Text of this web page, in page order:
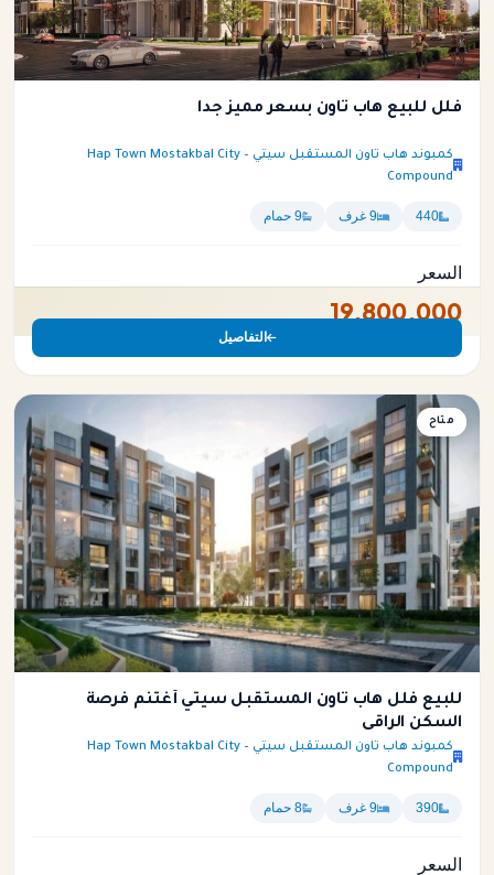
فلل للبيع هاب تاون بسعر مميز جدا
كمبوند هاب تاون المستقبل سيتي – Hap Town Mostakbal City
Compound
440 9 غرف 9 حمام
السعر
19,800,000
التفاصيل
فيلا
متاح
للبيع فلل هاب تاون المستقبل سيتي أغتنم فرصة
السكن الراقى
كمبوند هاب تاون المستقبل سيتي – Hap Town Mostakbal City
Compound
390 9 غرف 8 حمام
السعر